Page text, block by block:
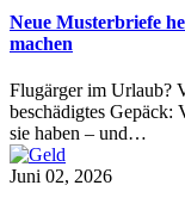
Neue Musterbriefe
machen
Flugärger im Urlaub?
beschädigtes Gepäck:
sie haben – und…
Juni 02, 2026